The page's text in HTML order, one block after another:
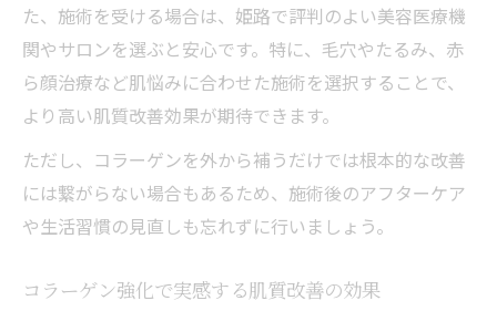
た、施術を受ける場合は、姫路で評判のよい美容医療機
関やサロンを選ぶと安心です。特に、毛穴やたるみ、赤
ら顔治療など肌悩みに合わせた施術を選択することで、
より高い肌質改善効果が期待できます。
ただし、コラーゲンを外から補うだけでは根本的な改善
には繋がらない場合もあるため、施術後のアフターケア
や生活習慣の見直しも忘れずに行いましょう。
コラーゲン強化で実感する肌質改善の効果